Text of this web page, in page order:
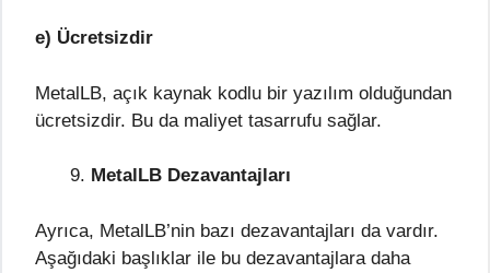
e) Ücretsizdir
MetalLB, açık kaynak kodlu bir yazılım olduğundan
ücretsizdir. Bu da maliyet tasarrufu sağlar.
MetalLB Dezavantajları
Ayrıca, MetalLB’nin bazı dezavantajları da vardır.
Aşağıdaki başlıklar ile bu dezavantajlara daha